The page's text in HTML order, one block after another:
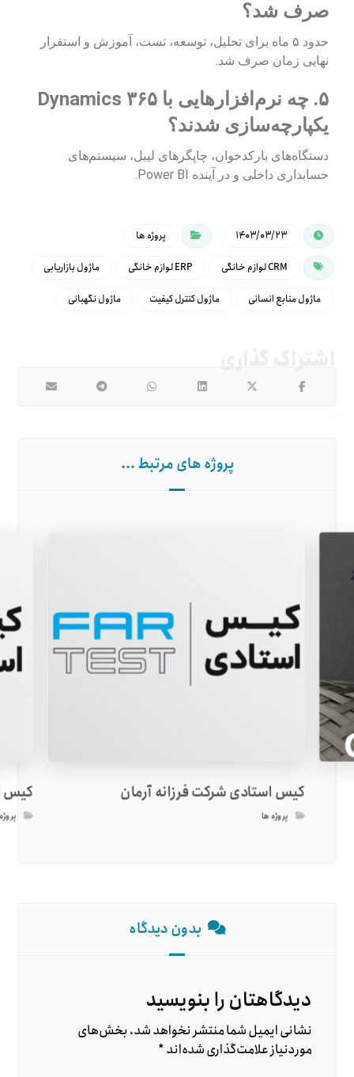
صرف شد؟
حدود ۵ ماه برای تحلیل، توسعه، تست، آموزش و استقرار
نهایی زمان صرف شد.
۵. چه نرم‌افزارهایی با Dynamics ۳۶۵
یکپارچه‌سازی شدند؟
دستگاه‌های بارکدخوان، چاپگرهای لیبل، سیستم‌های
حسابداری داخلی و در آینده Power BI.
۱۴۰۳/۰۳/۲۳ پروژه ها
CRM لوازم خانگی ERP لوازم خانگی ماژول بازاریابی
ماژول منابع انسانی ماژول کنترل کیفیت ماژول نگهبانی
پروژه های مرتبط ...
کیس استادی شرکت فرزانه آرمان
پروژه ها
کیس
بدون دیدگاه
دیدگاهتان را بنویسید
نشانی ایمیل شما منتشر نخواهد شد.بخش‌های
موردنیاز علامت‌گذاری شده‌اند*